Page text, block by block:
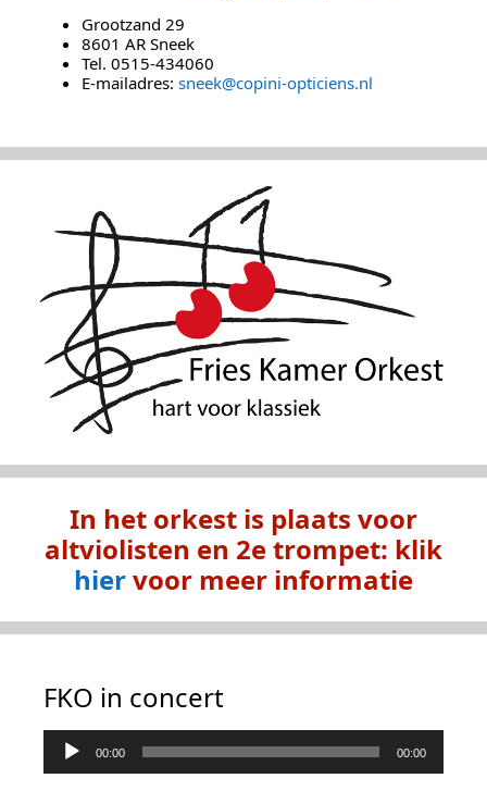
Grootzand 29
8601 AR Sneek
Tel. 0515-434060
E-mailadres: sneek@copini-opticiens.nl
In het orkest is plaats voor
altviolisten en 2e trompet: klik
hiervoor meer informatie
FKO in concert
Audiospeler
00:00 00:00